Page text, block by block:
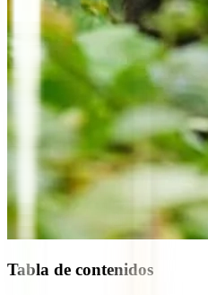
Tabla de contenidos